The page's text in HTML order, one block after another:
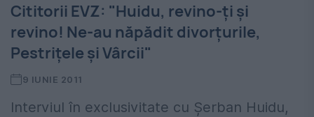
Cititorii EVZ: "Huidu, revino-ţi şi
revino! Ne-au năpădit divorţurile,
Pestriţele şi Vârcii"
9 IUNIE 2011
Interviul în exclusivitate cu Șerban Huidu,